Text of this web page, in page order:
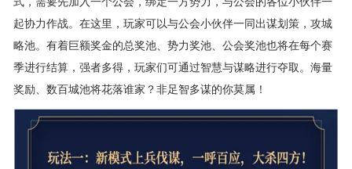
起协力作战。在这里，玩家可以与公会小伙伴一同出谋划策，攻城
略池。有着巨额奖金的总奖池、势力奖池、公会奖池也将在每个赛
季进行结算，强者多得，玩家们可通过智慧与谋略进行夺取。海量
奖励、数百城池将花落谁家？非足智多谋的你莫属！